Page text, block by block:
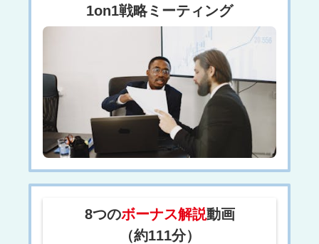
1on1戦略ミーティング
8つのボーナス解説動画
（約111分）